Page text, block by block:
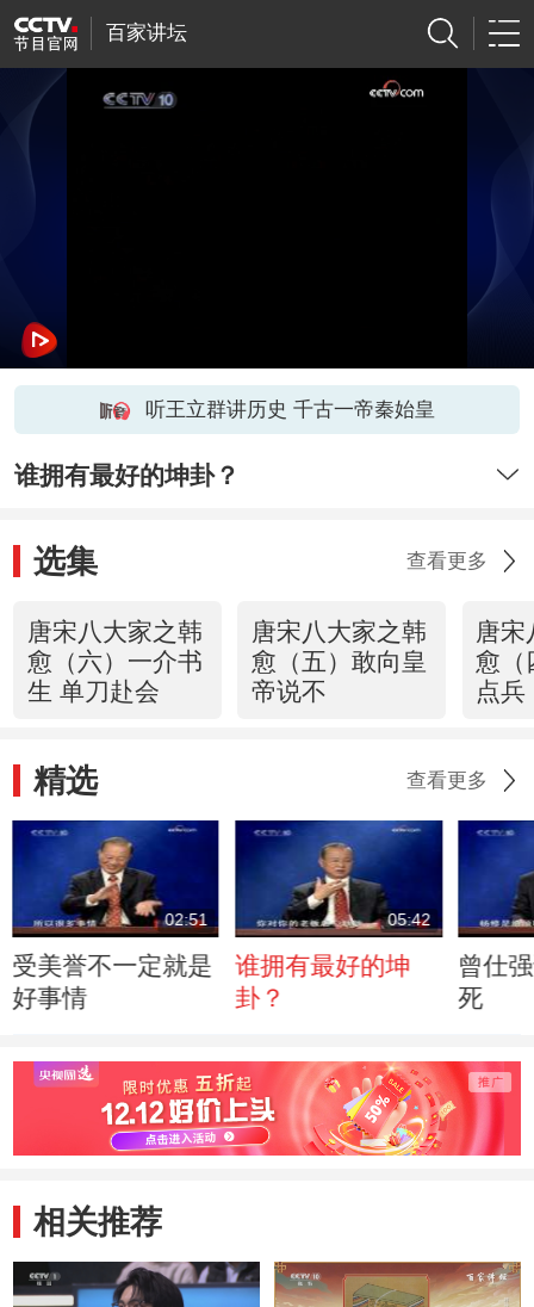
百家讲坛
听王立群讲历史 千古一帝秦始皇
谁拥有最好的坤卦？
选集 查看更多
唐宋八大家之韩
愈（六）一介书
生 单刀赴会
唐宋八大家之韩
愈（五）敢向皇
帝说不
唐宋
愈（
点兵
精选 查看更多
02:51
受美誉不一定就是
好事情
05:42
谁拥有最好的坤
卦？
曾仕
死
相关推荐